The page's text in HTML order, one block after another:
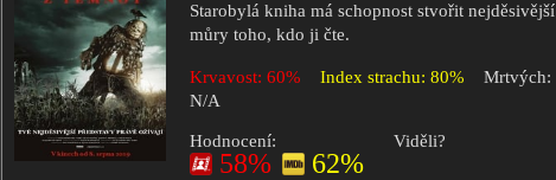
Starobylá kniha má schopnost stvořit nejděsivější
můry toho, kdo ji čte.
Krvavost: 60% Index strachu: 80%
Mrtvých:
N/A
Hodnocení:
58% 62%
Viděli?